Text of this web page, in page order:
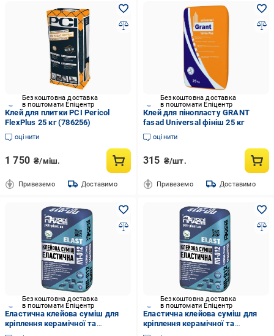
Безкоштовна доставка
в поштомати Епіцентр
Клей для плитки PCI Pericol
FlexPlus 25 кг (786256)
оцінити
1 750 ₴/міш.
Привеземо Доставимо
Безкоштовна доставка
в поштомати Епіцентр
Клей для пінопласту GRANТ
fasad Universal фiнiш 25 кг
оцінити
315 ₴/шт.
Привеземо Доставимо
Безкоштовна доставка
в поштомати Епіцентр
Еластична клейова суміш для
кріплення керамічної та
керамогранітної ГРЕС плитки
Безкоштовна доставка
в поштомати Епіцентр
Еластична клейова суміш для
кріплення керамічної та
керамогранітної ГРЕС плитки